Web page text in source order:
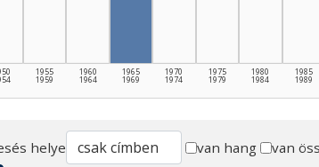
1955
1959
1960
1964
1965
1969
1970
1974
1975
1979
1980
1984
1985
1989
helye van hang van